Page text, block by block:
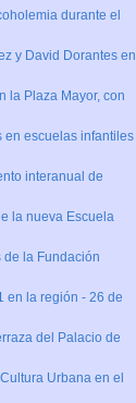
durante el
y David Dorantes en
la Plaza Mayor, con
en escuelas infantiles
interanual de
la nueva Escuela
la Fundación
en la región - 26 de
del Palacio de
Urbana en el